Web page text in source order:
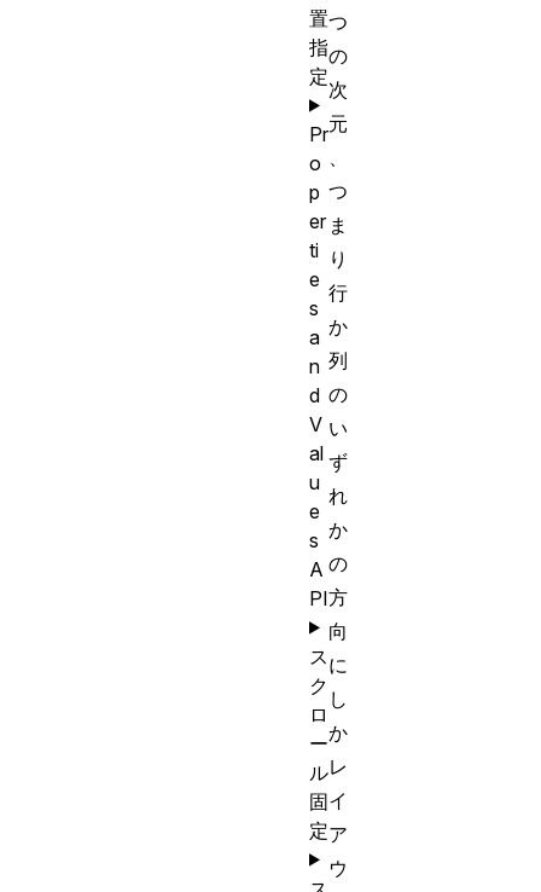
つ
の
次
元
つ
ま
り
行
か
列
の
い
ず
れ
か
の
方
向
に
し
か
レ
イ
ア
ウ
置
指
定
Pr
o
p
er
ti
e
s
a
n
d
V
al
u
e
s
A
PI
ス
ク
ロ
ー
ル
固
定